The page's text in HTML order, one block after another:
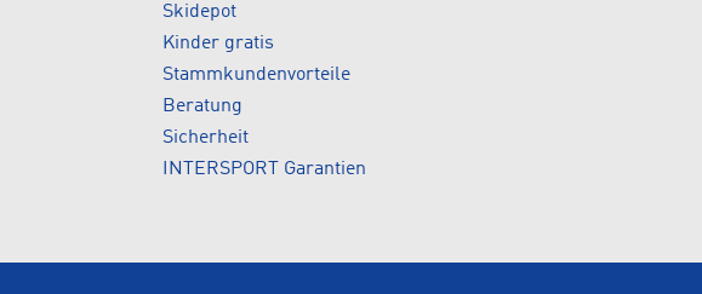
Skidepot
Kinder gratis
Stammkundenvorteile
Beratung
Sicherheit
INTERSPORT Garantien